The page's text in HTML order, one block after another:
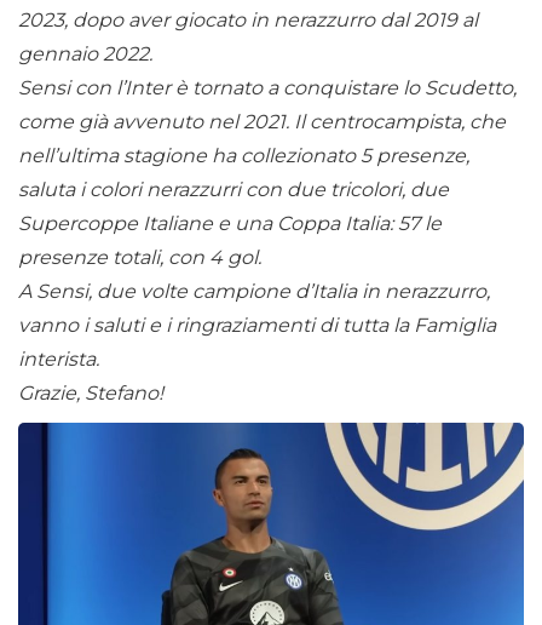
2023, dopo aver giocato in nerazzurro dal 2019 al
gennaio 2022.
Sensi con l’Inter è tornato a conquistare lo Scudetto,
come già avvenuto nel 2021. Il centrocampista, che
nell’ultima stagione ha collezionato 5 presenze,
saluta i colori nerazzurri con due tricolori, due
Supercoppe Italiane e una Coppa Italia: 57 le
presenze totali, con 4 gol.
A Sensi, due volte campione d’Italia in nerazzurro,
vanno i saluti e i ringraziamenti di tutta la Famiglia
interista.
Grazie, Stefano!